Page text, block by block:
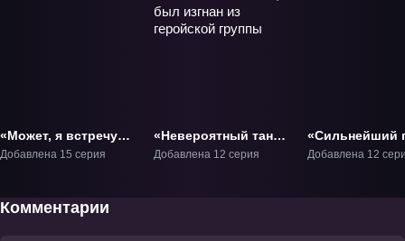
«Может, я встречу
тебя в подземелье?
Добавлена 15 серия
«Невероятный танк
проходит
Добавлена 12 серия
«Сильнейший
обученный в
Добавлена 12
Комментарии